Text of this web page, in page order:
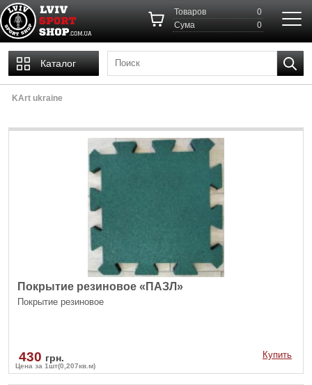
Товаров
0
Cума
0
Каталог
KArt ukraine
Покрытие резиновое «ПАЗЛ»
Покрытие резиновое
430 грн. Купить
Цена за 1шт(0,207кв.м)